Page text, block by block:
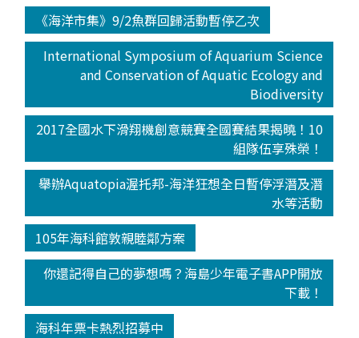
《海洋市集》9/2魚群回歸活動暫停乙次
International Symposium of Aquarium Science
and Conservation of Aquatic Ecology and
Biodiversity
2017全國水下滑翔機創意競賽全國賽結果揭曉！10
組隊伍享殊榮！
舉辦Aquatopia渥托邦-海洋狂想全日暫停浮潛及潛
水等活動
105年海科館敦親睦鄰方案
你還記得自己的夢想嗎？海島少年電子書APP開放
下載！
海科年票卡熱烈招募中